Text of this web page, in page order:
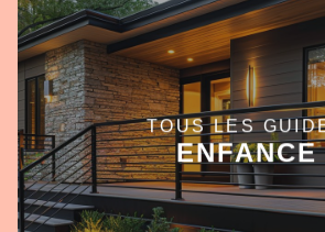
TOUS LES
ENFANCE
EN SAVOIR +